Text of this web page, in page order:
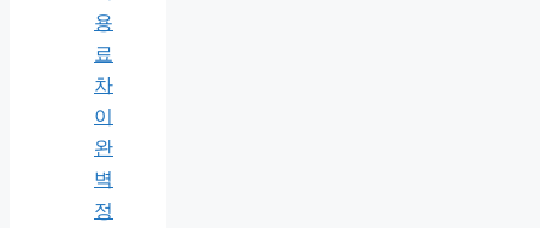
용
료
차
이
완
벽
정